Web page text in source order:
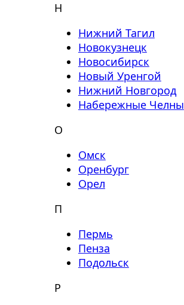
Н
Нижний Тагил
Новокузнецк
Новосибирск
Новый Уренгой
Нижний Новгород
Набережные Челны
О
Омск
Оренбург
Орел
П
Пермь
Пенза
Подольск
Р